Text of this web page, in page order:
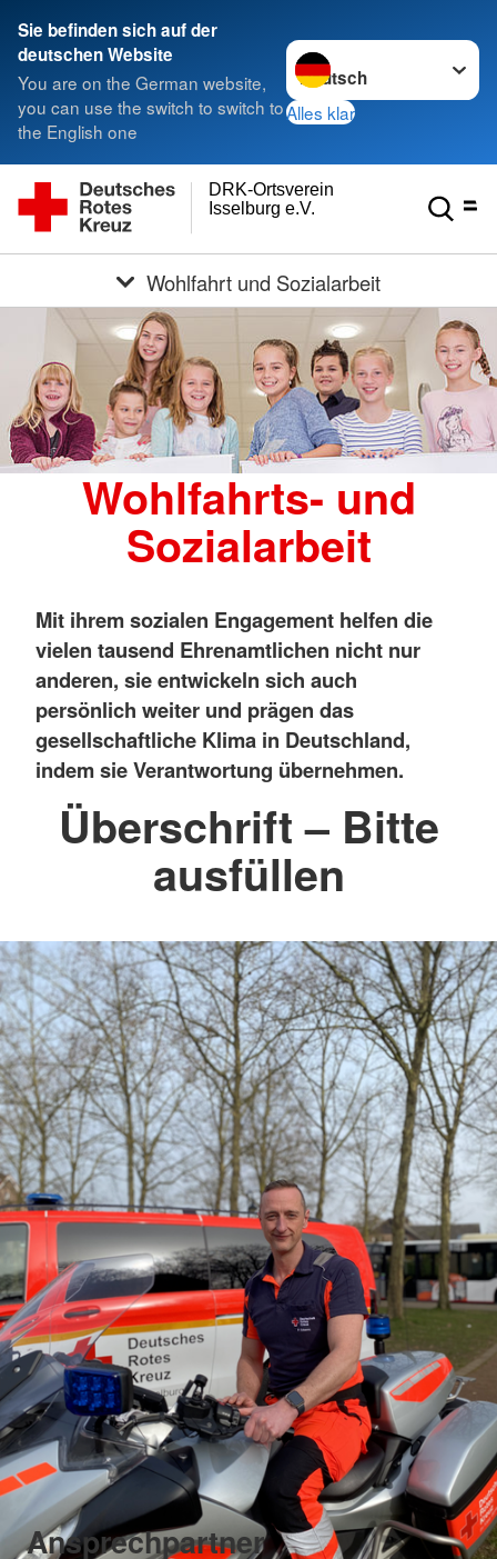
Sie befinden sich auf der
deutschen Website
You are on the German website,
you can use the switch to switch to
the English one
Sprache wechseln zu
Alles klar
Isselburg e.V.
DRK-Ortsverein
Wohlfahrt und Sozialarbeit
Wohlfahrts- und
Sozialarbeit
Mit ihrem sozialen Engagement helfen die
vielen tausend Ehrenamtlichen nicht nur
anderen, sie entwickeln sich auch
persönlich weiter und prägen das
gesellschaftliche Klima in Deutschland,
indem sie Verantwortung übernehmen.
Überschrift – Bitte
ausfüllen
Ansprechpartner